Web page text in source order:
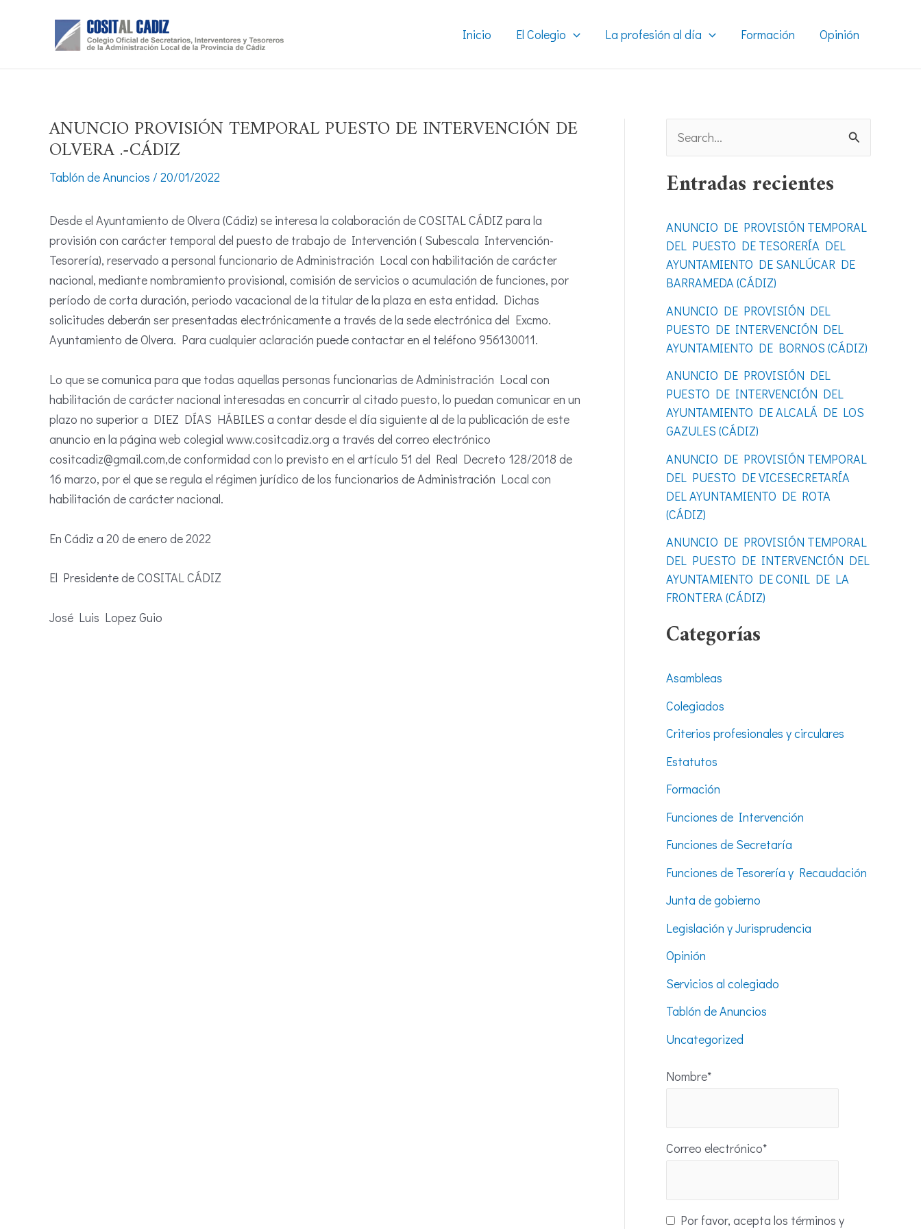
Inicio El Colegio La profesión al día Formación Opinión
ANUNCIO PROVISIÓN TEMPORAL PUESTO DE INTERVENCIÓN DE
OLVERA .-CÁDIZ
Tablón de Anuncios / 20/01/2022
Desde el Ayuntamiento de Olvera (Cádiz) se interesa la colaboración de COSITAL CÁDIZ para la
provisión con carácter temporal del puesto de trabajo de Intervención ( Subescala Intervención-
Tesorería), reservado a personal funcionario de Administración Local con habilitación de carácter
nacional, mediante nombramiento provisional, comisión de servicios o acumulación de funciones, por
período de corta duración, periodo vacacional de la titular de la plaza en esta entidad. Dichas
solicitudes deberán ser presentadas electrónicamente a través de la sede electrónica del Excmo.
Ayuntamiento de Olvera. Para cualquier aclaración puede contactar en el teléfono 956130011.
Lo que se comunica para que todas aquellas personas funcionarias de Administración Local con
habilitación de carácter nacional interesadas en concurrir al citado puesto, lo puedan comunicar en un
plazo no superior a DIEZ DÍAS HÁBILES a contar desde el día siguiente al de la publicación de este
anuncio en la página web colegial www.cositcadiz.org a través del correo electrónico
cositcadiz@gmail.com,de conformidad con lo previsto en el artículo 51 del Real Decreto 128/2018 de
16 marzo, por el que se regula el régimen jurídico de los funcionarios de Administración Local con
habilitación de carácter nacional.
En Cádiz a 20 de enero de 2022
El Presidente de COSITAL CÁDIZ
José Luis Lopez Guio
s
a
r
p
o
r
Entradas recientes
ANUNCIO DE PROVISIÓN TEMPORAL
DEL PUESTO DE TESORERÍA DEL
AYUNTAMIENTO DE SANLÚCAR DE
BARRAMEDA (CÁDIZ)
ANUNCIO DE PROVISIÓN DEL
PUESTO DE INTERVENCIÓN DEL
AYUNTAMIENTO DE BORNOS (CÁDIZ)
ANUNCIO DE PROVISIÓN DEL
PUESTO DE INTERVENCIÓN DEL
AYUNTAMIENTO DE ALCALÁ DE LOS
GAZULES (CÁDIZ)
ANUNCIO DE PROVISIÓN TEMPORAL
DEL PUESTO DE VICESECRETARÍA
DEL AYUNTAMIENTO DE ROTA
(CÁDIZ)
ANUNCIO DE PROVISIÓN TEMPORAL
DEL PUESTO DE INTERVENCIÓN DEL
AYUNTAMIENTO DE CONIL DE LA
FRONTERA (CÁDIZ)
Categorías
Asambleas
Colegiados
Criterios profesionales y circulares
Estatutos
Formación
Funciones de Intervención
Funciones de Secretaría
Funciones de Tesorería y Recaudación
Junta de gobierno
Legislación y Jurisprudencia
Opinión
Servicios al colegiado
Tablón de Anuncios
Uncategorized
Nombre*
Correo electrónico*
Por favor, acepta los términos y